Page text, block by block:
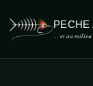
PECHE
… et au